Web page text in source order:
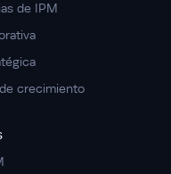
de IPM
crecimiento